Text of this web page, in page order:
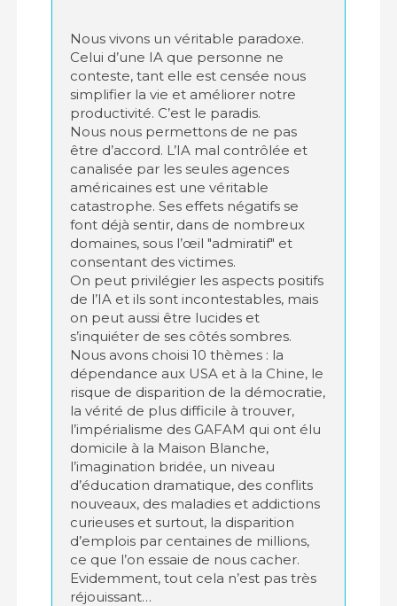
Nous vivons un véritable paradoxe.
Celui d’une IA que personne ne
conteste, tant elle est censée nous
simplifier la vie et améliorer notre
productivité. C’est le paradis.
Nous nous permettons de ne pas
être d’accord. L’IA mal contrôlée et
canalisée par les seules agences
américaines est une véritable
catastrophe. Ses effets négatifs se
font déjà sentir, dans de nombreux
domaines, sous l’œil "admiratif" et
consentant des victimes.
On peut privilégier les aspects positifs
de l’IA et ils sont incontestables, mais
on peut aussi être lucides et
s’inquiéter de ses côtés sombres.
Nous avons choisi 10 thèmes : la
dépendance aux USA et à la Chine, le
risque de disparition de la démocratie,
la vérité de plus difficile à trouver,
l’impérialisme des GAFAM qui ont élu
domicile à la Maison Blanche,
l’imagination bridée, un niveau
d’éducation dramatique, des conflits
nouveaux, des maladies et addictions
curieuses et surtout, la disparition
d’emplois par centaines de millions,
ce que l’on essaie de nous cacher.
Evidemment, tout cela n’est pas très
réjouissant…